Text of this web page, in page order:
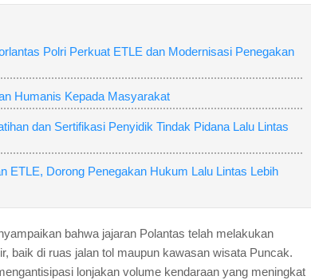
Polri Perkuat ETLE dan Modernisasi Penegakan
Humanis Kepada Masyarakat
dan Sertifikasi Penyidik Tindak Pidana Lalu Lintas
ETLE, Dorong Penegakan Hukum Lalu Lintas Lebih
bahwa jajaran Polantas telah melakukan
baik di ruas jalan tol maupun kawasan wisata Puncak.
lonjakan volume kendaraan yang meningkat